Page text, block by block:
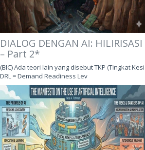
DIALOG DENGAN AI:
– Part 2*
(BIC) Ada teori lain yang disebut TKP (Tingkat
DRL = Demand Readiness Lev